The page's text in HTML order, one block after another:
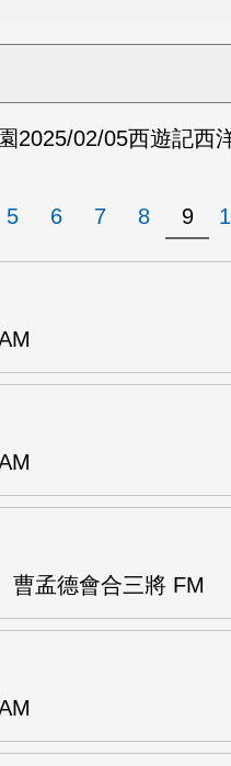
2025/02/05西遊記西
5 6 7 8 9
曹孟德會合三將 FM